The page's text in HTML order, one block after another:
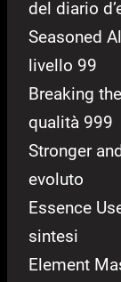
del diario
Seasoned
livello 99
Breaking
qualità 999
Stronger
evoluto
Essence
sintesi
Element